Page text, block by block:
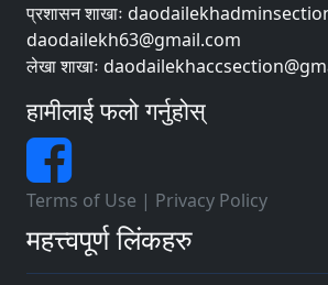
प्रशासन शाखाः
daodailekh63@gmail.com
लेखा शाखाः
हामीलाई फलो गर्नुहोस्
Terms of Use | Privacy Policy
महत्त्वपूर्ण लिंकहरु